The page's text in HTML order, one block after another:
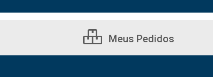
Meus Pedidos